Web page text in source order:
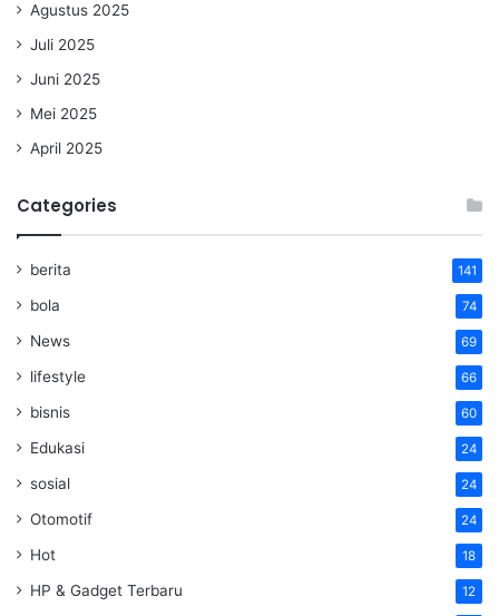
Agustus 2025
Juli 2025
Juni 2025
Mei 2025
April 2025
Categories
berita 141
bola 74
News 69
lifestyle 66
bisnis 60
Edukasi 24
sosial 24
Otomotif 24
Hot 18
HP & Gadget Terbaru 12